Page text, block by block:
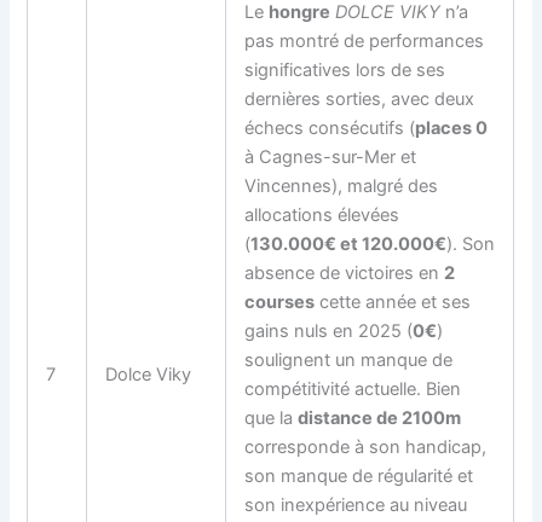
7 Dolce Viky
Le hongre DOLCE VIKY n’a
pas montré de performances
significatives lors de ses
dernières sorties, avec deux
échecs consécutifs (places 0
à Cagnes-sur-Mer et
Vincennes), malgré des
allocations élevées
(130.000€ et 120.000€). Son
absence de victoires en 2
courses cette année et ses
gains nuls en 2025 (0€)
soulignent un manque de
compétitivité actuelle. Bien
que ladistance de 2100m
corresponde à son handicap,
son manque de régularité et
son inexpérience au niveau